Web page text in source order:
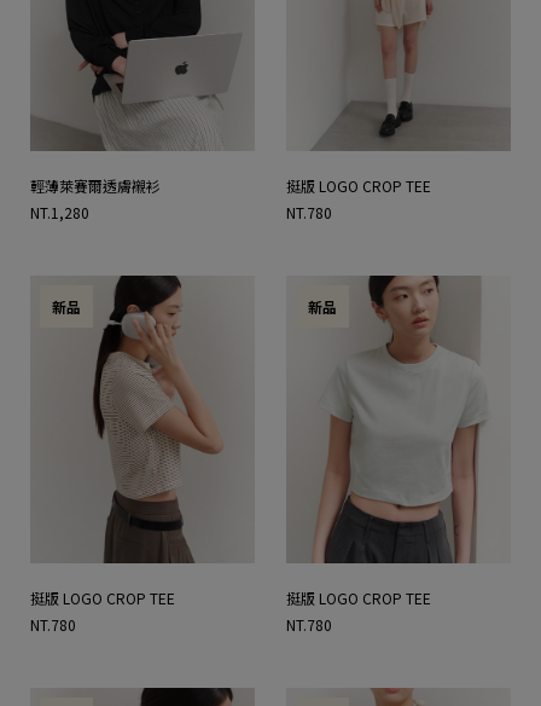
輕薄萊賽爾透膚襯衫
NT.1,280
挺版 LOGO CROP TEE
NT.780
新品
挺版 LOGO CROP TEE
NT.780
新品
挺版 LOGO CROP TEE
NT.780